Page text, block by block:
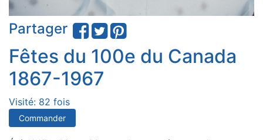
Partager
Fêtes du 100e du Canada
1867-1967
Visité: 82 fois
Commander